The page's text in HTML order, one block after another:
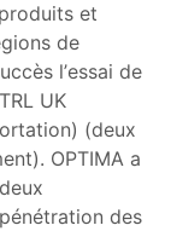
et
de
l’essai de
UK
(deux
OPTIMA a
des